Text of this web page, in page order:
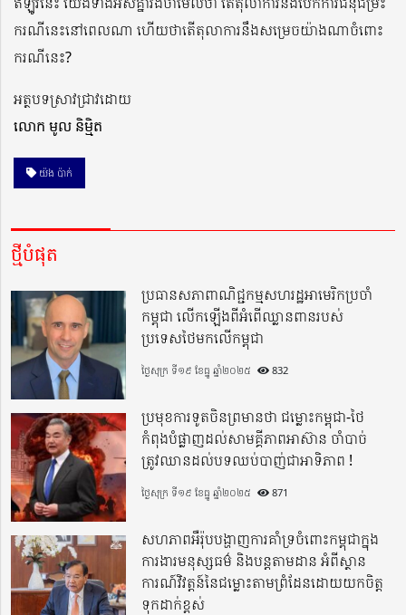
ករណីនេះនៅពេលណា ហើយថាតើតុលាការនឹងសម្រេចយ៉ាងណាចំពោះ
ករណីនេះ?
អត្ថបទស្រាវជ្រាវដោយ
លោក មូល និម្មិត
យ៉ង ប៉ាក់
ថ្មីបំផុត
ប្រធានសភាពាណិជ្ជកម្មសហរដ្ឋអាមេរិកប្រចាំ
កម្ពុជា លើកឡើងពីអំពើឈ្លានពានរបស់
ប្រទេសថៃមកលើកម្ពុជា
ថ្ងៃសុក្រ ទី១៩ ខែធ្នូ ឆ្នាំ២០២៥ 832
ប្រមុខការទូតចិនព្រមានថា ជម្លោះកម្ពុជា-ថៃ
កំពុងបំផ្លាញដល់សាមគ្គីភាពអាស៊ាន ចាំបាច់
ត្រូវឈានដល់បទឈប់បាញ់ជាអាទិភាព !
ថ្ងៃសុក្រ ទី១៩ ខែធ្នូ ឆ្នាំ២០២៥ 871
សហភាពអឺរ៉ុបបង្ហាញការគាំទ្រចំពោះកម្ពុជាក្នុង
ការងារមនុស្សធម៌ និងបន្តតាមដាន អំពីស្ថាន
ការណ៍វិវត្តន៍នៃជម្លោះតាមព្រំដែនដោយយកចិត្ត
ទុកដាក់ខ្ពស់